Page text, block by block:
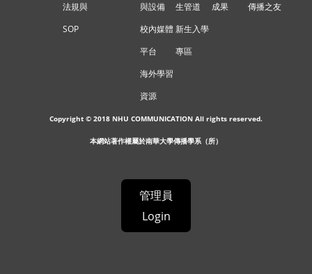
法規與
SOP
與設備
校內媒體
平台
海外學習
資源
生管道
新生入學
專區
成果
傳播之友
Copyright © 2018 NHU COMMUNICATION All rights reserved.
本網站著作權屬於南華大學傳播學系（所）
管理員
Login